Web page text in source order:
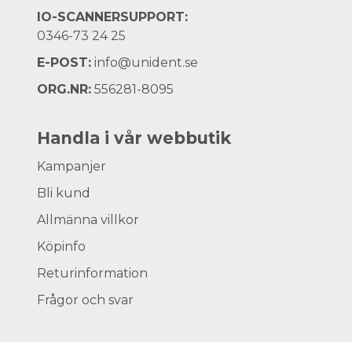
IO-SCANNERSUPPORT:
0346-73 24 25
E-POST: info@unident.se
ORG.NR: 556281-8095
Handla i vår webbutik
Kampanjer
Bli kund
Allmänna villkor
Köpinfo
Returinformation
Frågor och svar